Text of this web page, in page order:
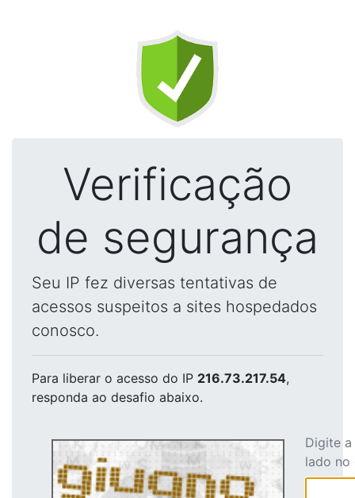
Verificação
de segurança
Seu IP fez diversas tentativas de
acessos suspeitos a sites hospedados
conosco.
Para liberar o acesso do IP 216.73.217.54,
responda ao desafio abaixo.
Digite
lado no